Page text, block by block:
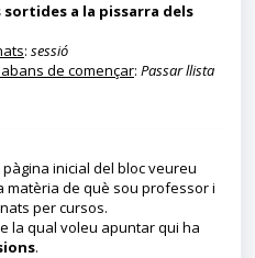
a la pissarra dels
: sessió
de començar: Passar llista
pàgina inicial del bloc veureu
matèria de què sou professor i
per cursos.
la qual voleu apuntar qui ha
s.